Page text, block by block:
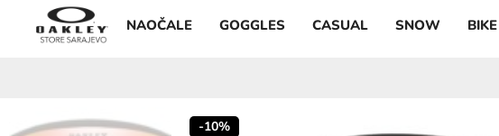
NAOČALE GOGGLES CASUAL SNOW BIKE
-10%